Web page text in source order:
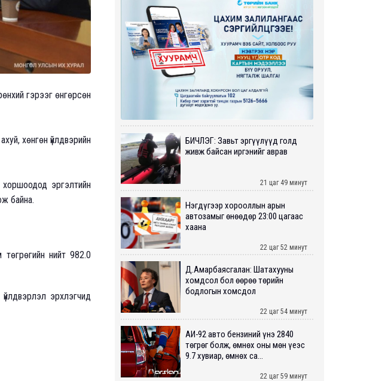
гэрээг өнгөрсөн
хөнгөн үйлдвэрийн
хоршоодод эргэлтийн
байна.
нийт 982.0
эрхлэгчид
БИЧЛЭГ: Завьт эргүүлүүд голд
живж байсан иргэнийг аврав
21 цаг 49 минут
Нэгдүгээр хорооллын арын
автозамыг өнөөдөр 23:00 цагаас
хаана
22 цаг 52 минут
Д.Амарбаясгалан: Шатахууны
хомдсол бол өөрөө төрийн
бодлогын хомсдол
22 цаг 54 минут
АИ-92 авто бензиний үнэ 2840
төгрөг болж, өмнөх оны мөн үеэс
9.7 хувиар, өмнөх са...
22 цаг 59 минут